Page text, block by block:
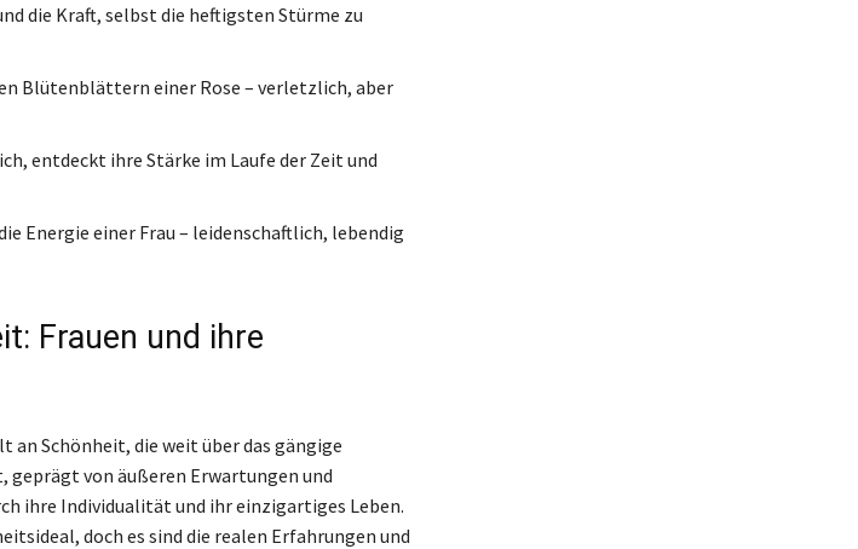
die Kraft, selbst die heftigsten Stürme zu
Blütenblättern einer Rose – verletzlich, aber
entdeckt ihre Stärke im Laufe der Zeit und
Energie einer Frau – leidenschaftlich, lebendig
Frauen und ihre
an Schönheit, die weit über das gängige
geprägt von äußeren Erwartungen und
ihre Individualität und ihr einzigartiges Leben.
doch es sind die realen Erfahrungen und